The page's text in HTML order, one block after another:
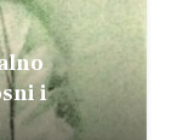
i